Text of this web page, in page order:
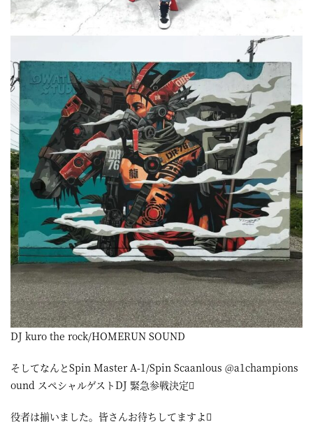
DJ kuro the rock/HOMERUN SOUND
そしてなんとSpin Master A-1/Spin Scaanlous @a1champions
ound スペシャルゲストDJ 緊急参戦決定
役者は揃いました。皆さんお待ちしてますよ